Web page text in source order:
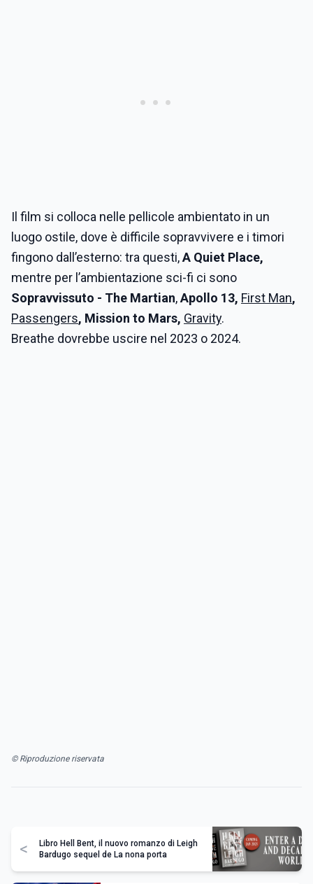
Il film si colloca nelle pellicole ambientato in un
luogo ostile, dove è difficile sopravvivere e i timori
fingono dall’esterno: tra questi,A Quiet Place,
mentre per l’ambientazione sci-fi ci sono
Sopravvissuto - The Martian,Apollo 13, First Man,
Passengers, Mission to Mars, Gravity.
Breathe dovrebbe uscire nel 2023 o 2024.
© Riproduzione riservata
<
Libro Hell Bent, il nuovo romanzo di Leigh
Bardugo sequel de La nona porta